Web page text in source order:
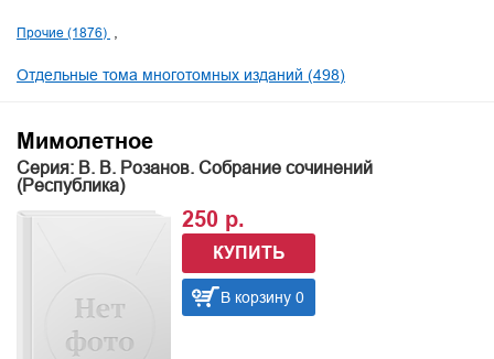
Прочие (1876)
Отдельные тома многотомных изданий (498)
Мимолетное
Серия: В. В. Розанов. Собрание сочинений
(Республика)
250 р.
КУПИТЬ
В корзину 0